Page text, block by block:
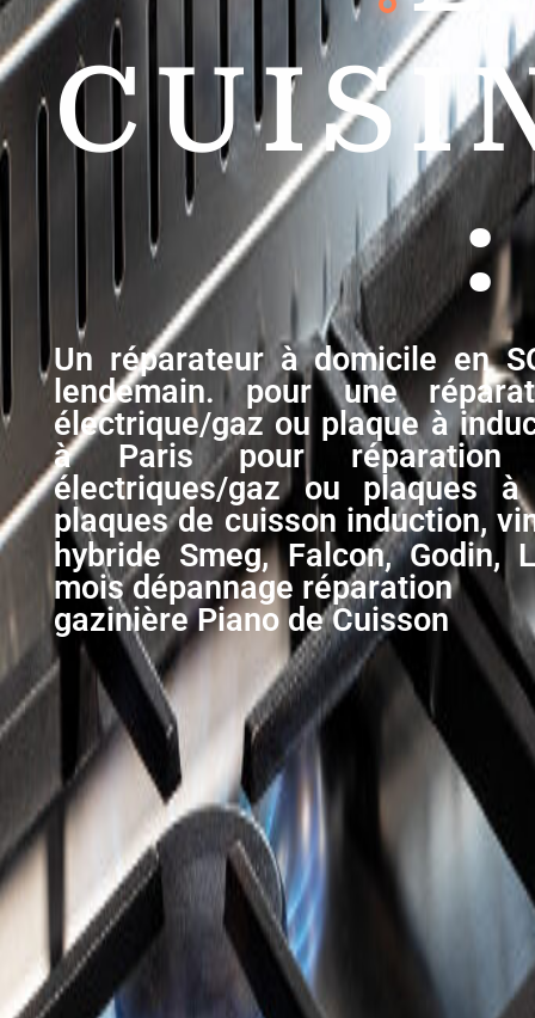
:
Un réparateur à domicile en
lendemain. pour une
électrique/gaz ou plaque à
à Paris pour réparation
électriques/gaz ou plaques
plaques de cuisson induction,
hybride Smeg, Falcon, Godin,
mois dépannage réparation
gazinière Piano de Cuisson